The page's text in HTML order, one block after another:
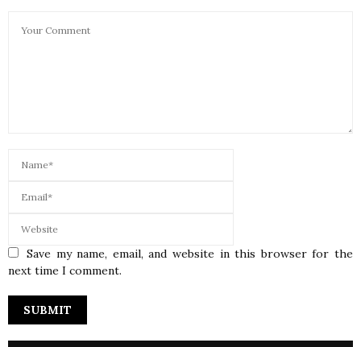
Save my name, email, and website in this browser for the
next time I comment.